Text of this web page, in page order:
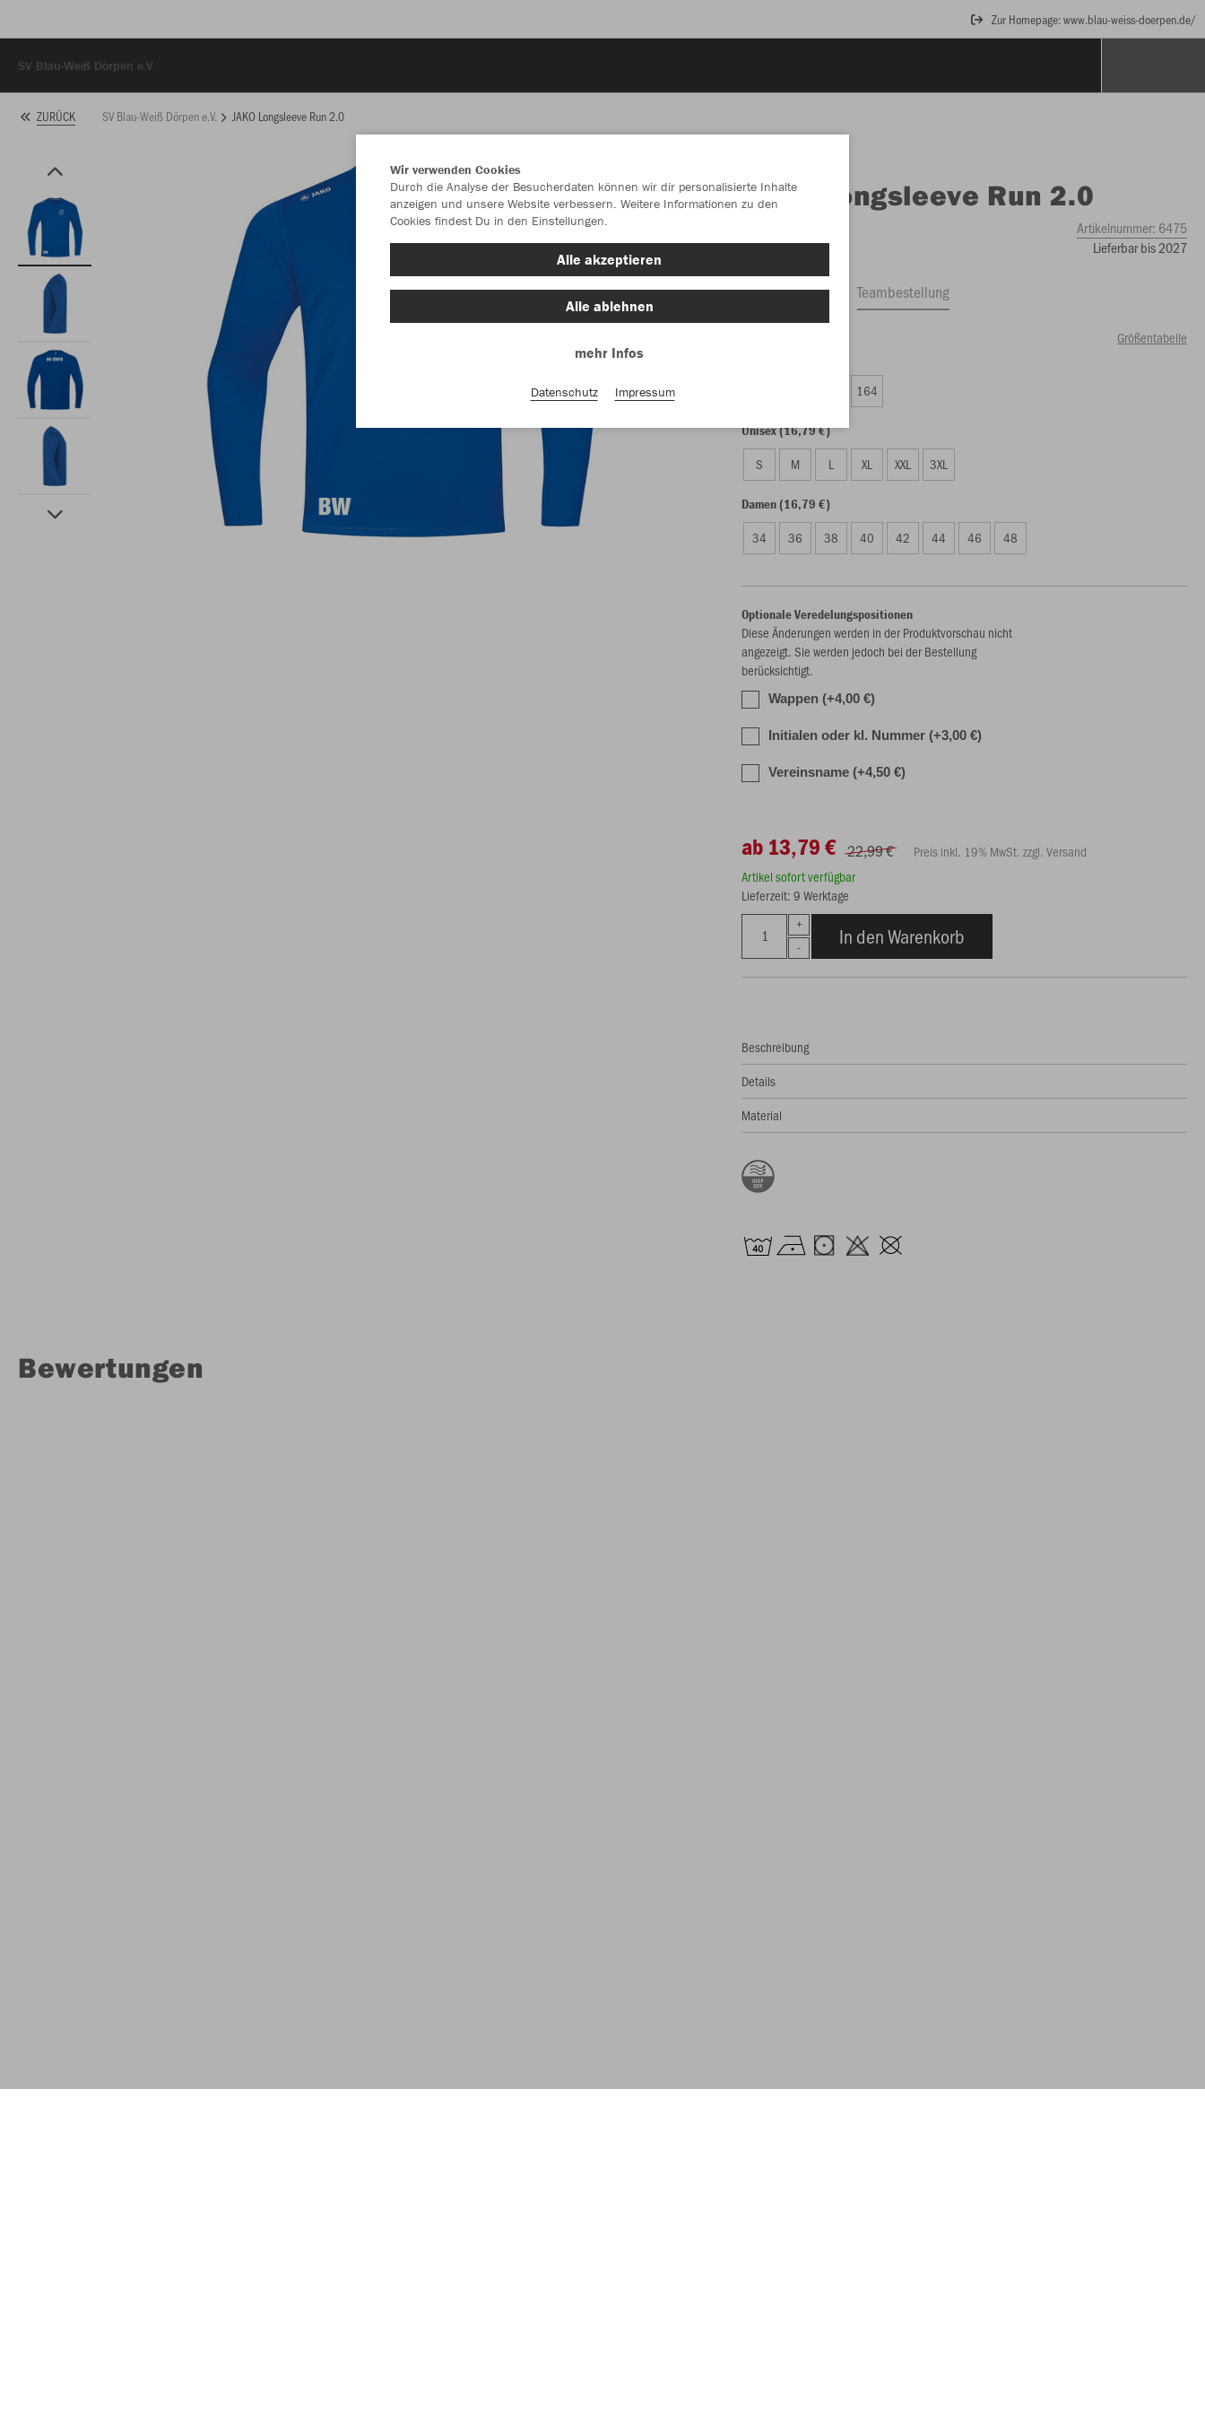
Zur Homepage: www.blau-weiss-doerpen.de/
SV Blau-Weiß Dörpen e.V.
ZURÜCK SV Blau-Weiß Dörpen e.V. JAKO Longsleeve Run 2.0
JAKO Longsleeve Run 2.0
Artikelnummer: 6475
Lieferbar bis 2027
Einzelauftrag Teambestellung
Größentabelle
164
Unisex (16,79 €)
S M L XL XXL 3XL
Damen (16,79 €)
34 36 38 40 42 44 46 48
Optionale Veredelungspositionen
Diese Änderungen werden in der Produktvorschau nicht
angezeigt. Sie werden jedoch bei der Bestellung
berücksichtigt.
Wappen (+4,00 €)
Initialen oder kl. Nummer (+3,00 €)
Vereinsname (+4,50 €)
ab 13,79 € 22,99 €
Preis inkl. 19% MwSt. zzgl. Versand
Artikel sofort verfügbar
Lieferzeit: 9 Werktage
In den Warenkorb
Beschreibung
Details
Material
Bewertungen
Wir verwenden Cookies
Durch die Analyse der Besucherdaten können wir dir personalisierte Inhalte
anzeigen und unsere Website verbessern. Weitere Informationen zu den
Cookies findest Du in den Einstellungen.
Alle akzeptieren
Alle ablehnen
mehr Infos
Datenschutz Impressum